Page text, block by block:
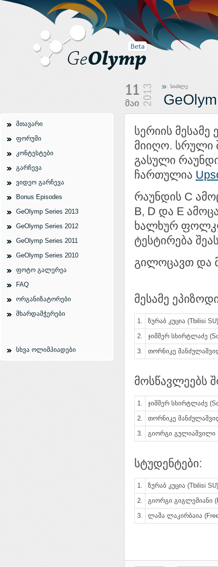
მთავარი
ფორუმი
კონტესტები
გარჩევა
ვიდეო გარჩევა
Bonus Episodes
GeOlymp Series 2013
GeOlymp Series 2012
GeOlymp Series 2011
GeOlymp Series 2010
ფოტო გალერეა
FAQ
ორგანიზატორები
მხარდამჭერები
სხვა ოლიმპიადები
სიახლე
სერიის
მიიღო. სრული
გასული
ჩართულია
რაუნდის C
B, D და E
ხალხურ
ტესტირება
გილოცავთ და
მესამე
1. ზურაბ კუცია (Tbilisi SU)
2. ჯიმშერ სხირტლაძე
3. თორნიკე
მოსწავლეებს
1. ჯიმშერ სხირტლაძე
2. თორნიკე
3. გიორგი გულიაშვილი
სტუდენტები:
1. ზურაბ კუცია (Tbilisi SU)
2. გიორგი გიგლემიანი
3. ლაშა ლაკირბაია